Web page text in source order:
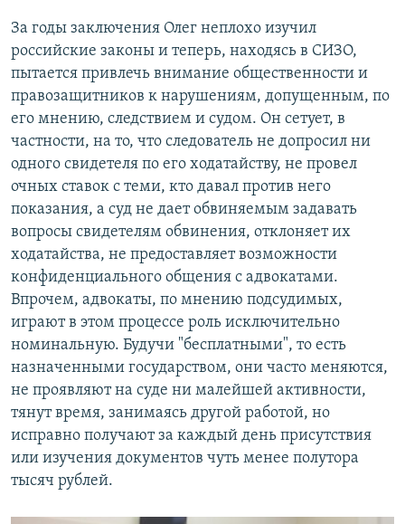
За годы заключения Олег неплохо изучил
российские законы и теперь, находясь в СИЗО,
пытается привлечь внимание общественности и
правозащитников к нарушениям, допущенным, по
его мнению, следствием и судом. Он сетует, в
частности, на то, что следователь не допросил ни
одного свидетеля по его ходатайству, не провел
очных ставок с теми, кто давал против него
показания, а суд не дает обвиняемым задавать
вопросы свидетелям обвинения, отклоняет их
ходатайства, не предоставляет возможности
конфиденциального общения с адвокатами.
Впрочем, адвокаты, по мнению подсудимых,
играют в этом процессе роль исключительно
номинальную. Будучи "бесплатными", то есть
назначенными государством, они часто меняются,
не проявляют на суде ни малейшей активности,
тянут время, занимаясь другой работой, но
исправно получают за каждый день присутствия
или изучения документов чуть менее полутора
тысяч рублей.